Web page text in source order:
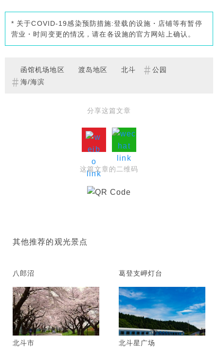
* 关于COVID-19感染预防措施:登载的设施・店铺等有暂停
营业・时间变更的情况，请在各设施的官方网站上确认。
函馆机场地区 渡岛地区 北斗
公园
海/海滨
分享这篇文章
这篇文章的二维码
其他推荐的观光景点
八郎沼 葛登支岬灯台
北斗市 北斗星广场